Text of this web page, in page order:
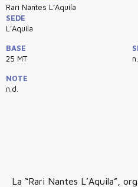
Rari Nantes L’Aquila
SEDE
L’Aquila
BASE
25 MT
NOTE
n.d.
La “Rari Nantes L’Aquila”,